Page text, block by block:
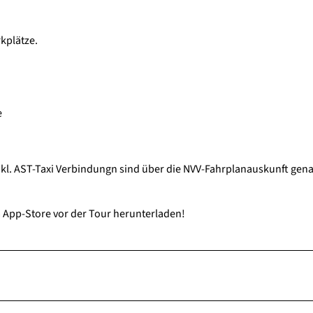
AST-Taxi Verbindungn sind über die NVV-Fahrplanauskunft
Store vor der Tour herunterladen!